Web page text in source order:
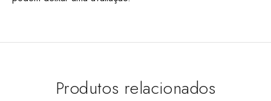
Produtos relacionados